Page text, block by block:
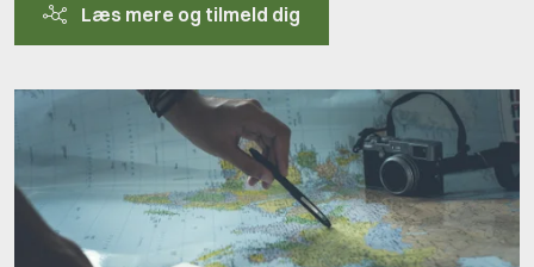
Læs mere og tilmeld dig